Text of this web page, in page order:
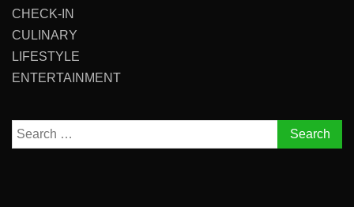
CHECK-IN
CULINARY
LIFESTYLE
ENTERTAINMENT
Search
for: